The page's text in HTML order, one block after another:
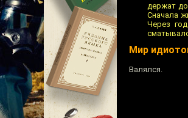
держат
Сначала
Через
Мир
Валялся.